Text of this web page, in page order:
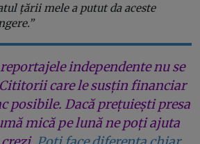
țării mele a putut da aceste
independente nu se
care le susțin financiar
posibile. Dacă prețuiești presa
mică pe lună ne poți ajuta